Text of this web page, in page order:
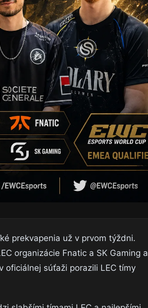
prekvapenia už v prvom týždni.
organizácie Fnatic a SK Gaming a
oficiálnej súťaži porazili LEC tímy